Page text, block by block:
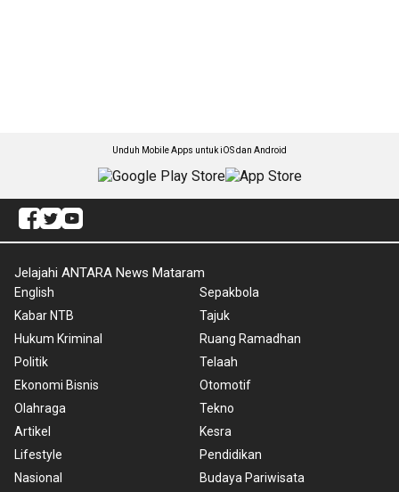
Unduh Mobile Apps untuk iOS dan Android
Jelajahi ANTARA News Mataram
English
Kabar NTB
Hukum Kriminal
Politik
Ekonomi Bisnis
Olahraga
Artikel
Lifestyle
Nasional
Sepakbola
Tajuk
Ruang Ramadhan
Telaah
Otomotif
Tekno
Kesra
Pendidikan
Budaya Pariwisata